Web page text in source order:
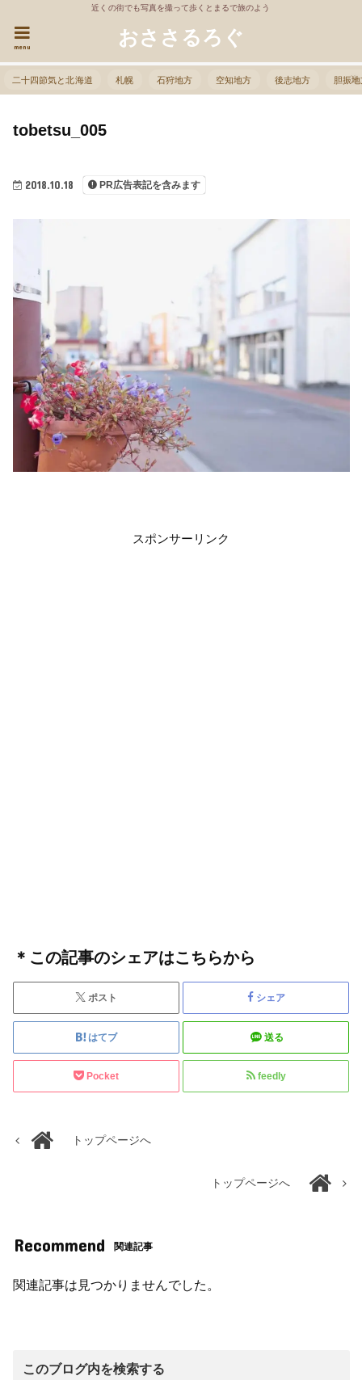
近くの街でも写真を撮って歩くとまるで旅のよう
おささるろぐ
menu
二十四節気と北海道 札幌 石狩地方 空知地方 後志地方 胆振
2018.10.18 PR広告表記を含みます
tobetsu_005
スポンサーリンク
＊この記事のシェアはこちらから
ポスト シェア
はてブ 送る
Pocket feedly
トップページへ
トップページへ
Recommend 関連記事
関連記事は見つかりませんでした。
このブログ内を検索する